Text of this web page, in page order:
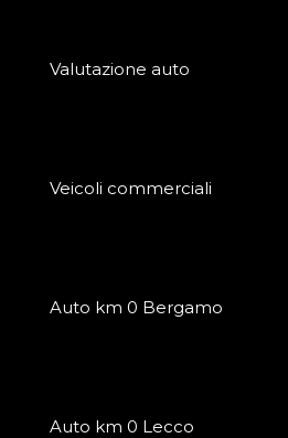
Valutazione auto
Veicoli commerciali
Auto km 0 Bergamo
Auto km 0 Lecco